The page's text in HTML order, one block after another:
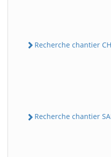
Recherche chantier
Recherche chantier